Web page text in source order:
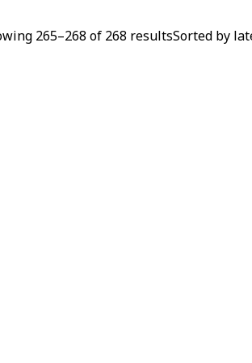
265–268 of 268 resultsSorted by